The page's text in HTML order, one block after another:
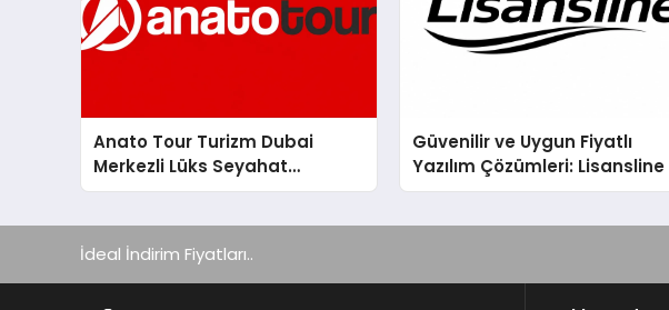
Anato Tour Turizm Dubai
Merkezli Lüks Seyahat
Hizmetleriyle Küresel
Güvenilir ve Uygun Fiyatlı
Yazılım Çözümleri: Lisansline
İdeal İndirim Fiyatları..